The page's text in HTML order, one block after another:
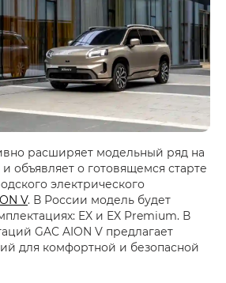
расширяет модельный ряд на
объявляет о готовящемся старте
электрического
V. В России модель будет
EX и EX Premium. В
GAC AION V предлагает
для комфортной и безопасной